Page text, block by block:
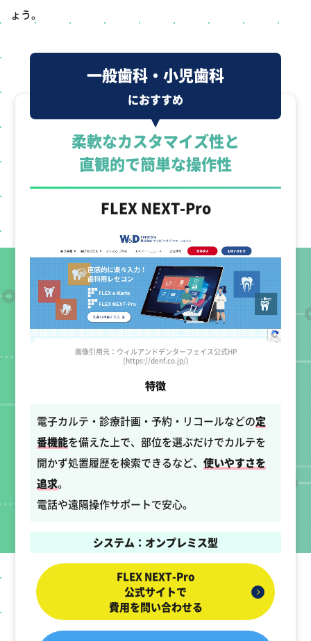
ょう。
一般歯科・小児歯科
におすすめ
柔軟なカスタマイズ性と
直観的で簡単な操作性
FLEX NEXT-Pro
画像引用元：ウィルアンドデンターフェイス公式HP
(https://denf.co.jp/)
特徴
電子カルテ・診療計画・予約・リコールなどの定
番機能を備えた上で、部位を選ぶだけでカルテを
開かず処置履歴を検索できるなど、 使いやすさを
追求。
電話や遠隔操作サポートで安心。
システム：オンプレミス型
FLEX NEXT-Pro
公式サイトで
費用を問い合わせる